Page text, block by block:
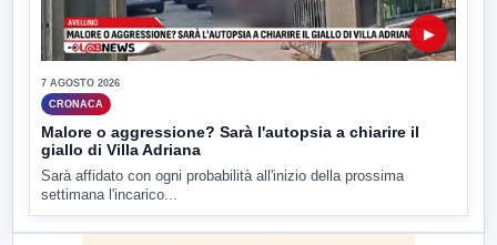
▶
7 AGOSTO 2026
CRONACA
Malore o aggressione? Sarà l'autopsia a chiarire il
giallo di Villa Adriana
Sarà affidato con ogni probabilità all'inizio della prossima
settimana l'incarico...